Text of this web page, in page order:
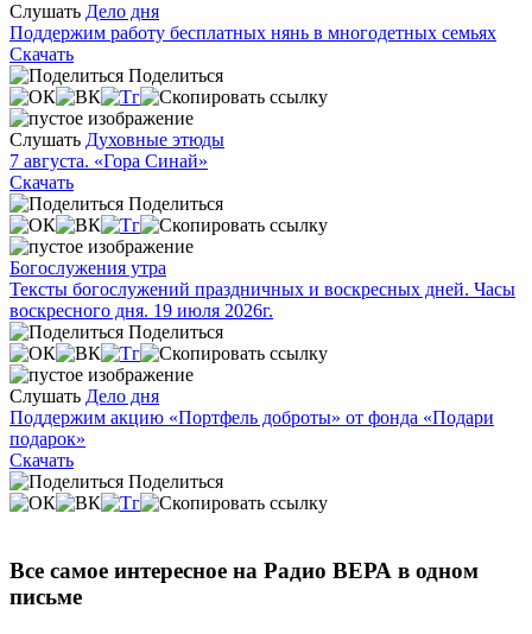
Слушать Дело дня
Поддержим работу бесплатных нянь в многодетных семьях
Скачать
Поделиться
Слушать Духовные этюды
7 августа. «Гора Синай»
Скачать
Поделиться
Богослужения утра
Тексты богослужений праздничных и воскресных дней. Часы
воскресного дня. 19 июля 2026г.
Поделиться
Слушать Дело дня
Поддержим акцию «Портфель доброты» от фонда «Подари
подарок»
Скачать
Поделиться
Все самое интересное на Радио ВЕРА в одном
письме